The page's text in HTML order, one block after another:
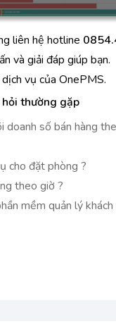
liên hệ hotline
và giải đáp giúp bạn.
vụ của OnePMS.
thường gặp
doanh số bán hàng
cho đặt phòng ?
theo giờ ?
mềm quản lý